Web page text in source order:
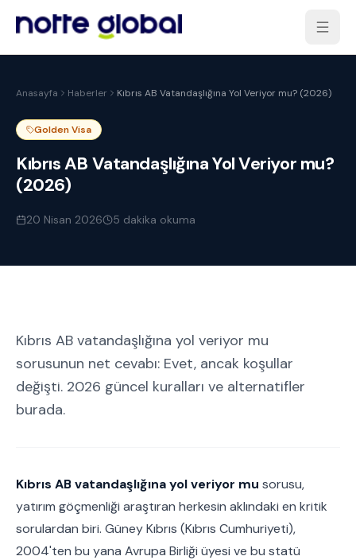
Anasayfa Haberler Kıbrıs AB Vatandaşlığına Yol Veriyor mu? (2026)
Golden Visa
Kıbrıs AB Vatandaşlığına Yol Veriyor mu?
(2026)
20 Nisan 2026 5 dakika okuma
Kıbrıs AB vatandaşlığına yol veriyor mu
sorusunun net cevabı: Evet, ancak koşullar
değişti. 2026 güncel kuralları ve alternatifler
burada.
Kıbrıs AB vatandaşlığına yol veriyor mu sorusu,
yatırım göçmenliği araştıran herkesin aklındaki en kritik
sorulardan biri. Güney Kıbrıs (Kıbrıs Cumhuriyeti),
2004'ten bu yana Avrupa Birliği üyesi ve bu statü